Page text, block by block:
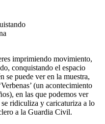
imprimiendo movimiento,
conquistando el espacio
se puede ver en la muestra,
(un acontecimiento
en las que podemos ver
ridiculiza y caricaturiza a lo
a la Guardia Civil.